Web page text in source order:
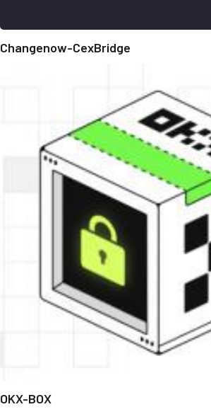
Changenow-CexBridge
OKX-BOX